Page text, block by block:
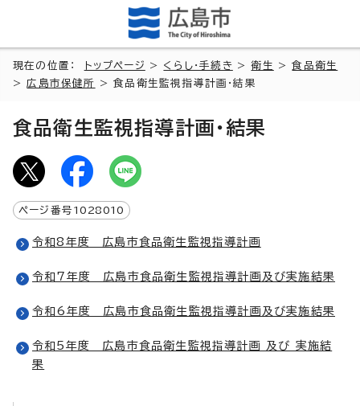
現在の位置： トップページ > くらし・手続き >衛生 >食品衛生
>広島市保健所 > 食品衛生監視指導計画・結果
食品衛生監視指導計画・結果
ページ番号 1028010
令和8年度 広島市食品衛生監視指導計画
令和7年度 広島市食品衛生監視指導計画及び実施結果
令和6年度 広島市食品衛生監視指導計画及び実施結果
令和5年度 広島市食品衛生監視指導計画 及び 実施結
果